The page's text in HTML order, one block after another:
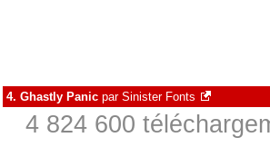
4. Ghastly Panic par Sinister Fonts
4 824 600